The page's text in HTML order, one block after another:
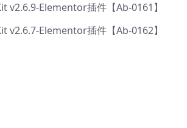
v2.6.9-Elementor插件【Ab-0161】
v2.6.7-Elementor插件【Ab-0162】